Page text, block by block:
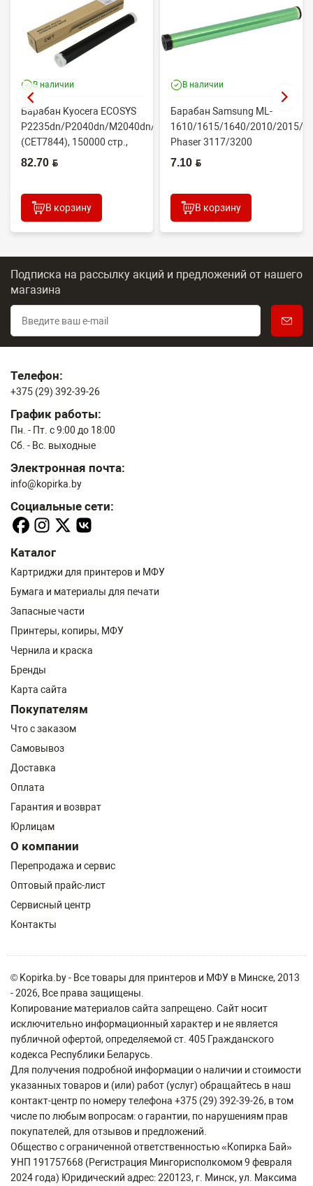
В наличии
Барабан Kyocera ECOSYS
P2235dn/P2040dn/M2040dn/M2540dw
(CET7844), 150000 стр.,
Япония
82.70 BYN
В корзину
В наличии
Барабан Samsung ML-
1610/1615/1640/2010/2015/
Phaser 3117/3200
(CONTENT)
7.10 BYN
В корзину
Подписка на рассылку акций и предложений от нашего
магазина
Телефон:
+375 (29) 392-39-26
График работы:
Пн. - Пт. с 9:00 до 18:00
Сб. - Вс. выходные
Электронная почта:
info@kopirka.by
Социальные сети:
Каталог
Картриджи для принтеров и МФУ
Бумага и материалы для печати
Запасные части
Принтеры, копиры, МФУ
Чернила и краска
Бренды
Карта сайта
Покупателям
Что с заказом
Самовывоз
Доставка
Оплата
Гарантия и возврат
Юрлицам
О компании
Перепродажа и сервис
Оптовый прайс-лист
Сервисный центр
Контакты
© Kopirka.by - Все товары для принтеров и МФУ в Минске, 2013
- 2026, Все права защищены.
Копирование материалов сайта запрещено. Сайт носит
исключительно информационный характер и не является
публичной офертой, определяемой ст. 405 Гражданского
кодекса Республики Беларусь.
Для получения подробной информации о наличии и стоимости
указанных товаров и (или) работ (услуг) обращайтесь в наш
контакт-центр по номеру телефона +375 (29) 392-39-26, в том
числе по любым вопросам: о гарантии, по нарушениям прав
покупателей, для отзывов и предложений.
Общество с ограниченной ответственностью «Копирка Бай»
УНП 191757668 (Регистрация Мингорисполкомом 9 февраля
2024 года) Юридический адрес: 220123, г. Минск, ул. Максима